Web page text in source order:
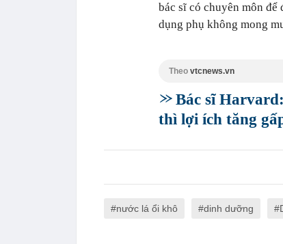
bác sĩ có chuyên môn
dụng phụ không mong
Theo vtcnews.vn
Bác sĩ
thì lợi ích tăng
nước lá ổi khô dinh dưỡng